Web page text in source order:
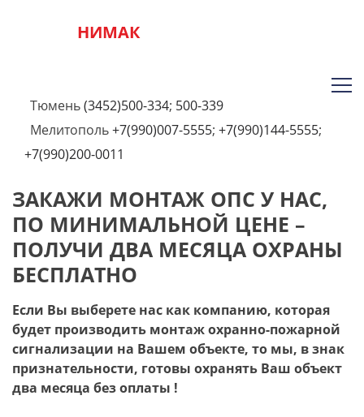
НИМАК
Тюмень(3452)500-334; 500-339
Мелитополь+7(990)007-5555; +7(990)144-5555;
+7(990)200-0011
ЗАКАЖИ МОНТАЖ ОПС У НАС,
ПО МИНИМАЛЬНОЙ ЦЕНЕ –
ПОЛУЧИ ДВА МЕСЯЦА ОХРАНЫ
БЕСПЛАТНО
Если Вы выберете нас как компанию, которая
будет производить монтаж охранно-пожарной
сигнализации на Вашем объекте, то мы, в знак
признательности, готовы охранять Ваш объект
два месяца без оплаты !